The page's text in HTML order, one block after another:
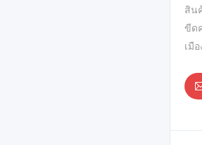
สิน
ขีด
เมื